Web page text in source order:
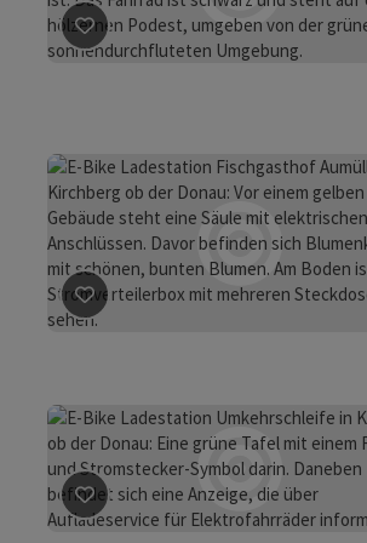
Beitrag merken : Donauradweg
Beitrag merken : E-Bike
Beitrag merken: E-Bike